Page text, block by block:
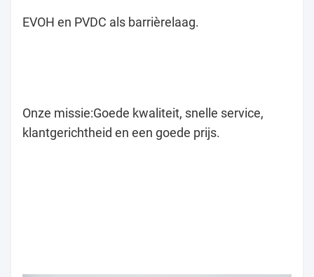
EVOH en PVDC als barrièrelaag.
Onze missie:Goede kwaliteit, snelle service,
klantgerichtheid en een goede prijs.